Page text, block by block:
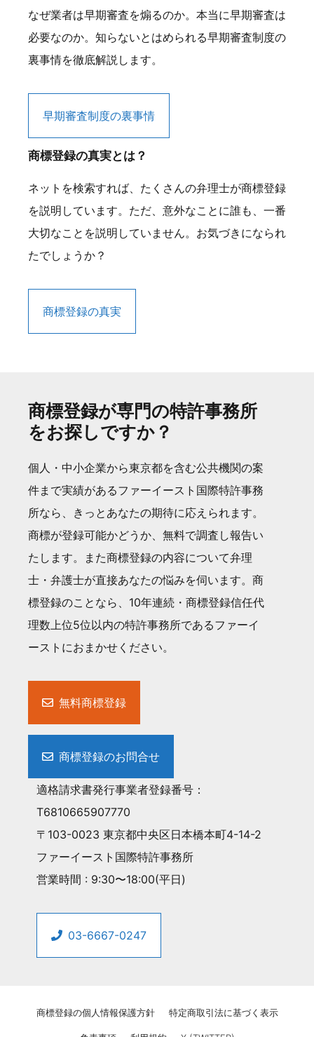
なぜ業者は早期審査を煽るのか。本当に早期審査は
必要なのか。知らないとはめられる早期審査制度の
裏事情を徹底解説します。
早期審査制度の裏事情
商標登録の真実とは？
ネットを検索すれば、たくさんの弁理士が商標登録
を説明しています。ただ、意外なことに誰も、一番
大切なことを説明していません。お気づきになられ
たでしょうか？
商標登録の真実
商標登録が専門の特許事務所
をお探しですか？
個人・中小企業から東京都を含む公共機関の案
件まで実績があるファーイースト国際特許事務
所なら、きっとあなたの期待に応えられます。
商標が登録可能かどうか、無料で調査し報告い
たします。また商標登録の内容について弁理
士・弁護士が直接あなたの悩みを伺います。商
標登録のことなら、10年連続・商標登録信任代
理数上位5位以内の特許事務所であるファーイ
ーストにおまかせください。
無料商標登録
商標登録のお問合せ
適格請求書発行事業者登録番号：
T6810665907770
〒103-0023 東京都中央区日本橋本町4-14-2
ファーイースト国際特許事務所
営業時間 : 9:30〜18:00(平日)
03-6667-0247
商標登録の個人情報保護方針 特定商取引法に基づく表示